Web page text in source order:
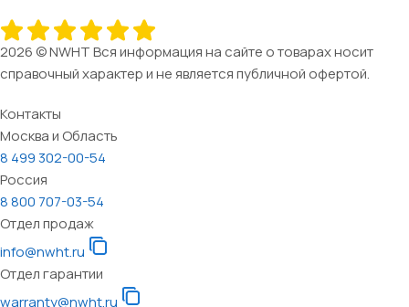
2026 © NWHT Вся информация на сайте о товарах носит
справочный характер и не является публичной офертой.
Контакты
Москва и Область
8 499 302-00-54
Россия
8 800 707-03-54
Отдел продаж
info@nwht.ru
Отдел гарантии
warranty@nwht.ru